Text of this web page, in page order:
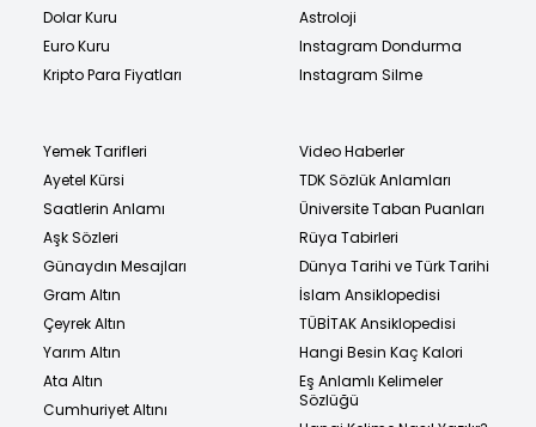
Dolar Kuru
Euro Kuru
Kripto Para Fiyatları
Astroloji
Instagram Dondurma
Instagram Silme
Yemek Tarifleri
Ayetel Kürsi
Saatlerin Anlamı
Aşk Sözleri
Günaydın Mesajları
Gram Altın
Çeyrek Altın
Yarım Altın
Ata Altın
Cumhuriyet Altını
Video Haberler
TDK Sözlük Anlamları
Üniversite Taban Puanları
Rüya Tabirleri
Dünya Tarihi ve Türk Tarihi
İslam Ansiklopedisi
TÜBİTAK Ansiklopedisi
Hangi Besin Kaç Kalori
Eş Anlamlı Kelimeler
Sözlüğü